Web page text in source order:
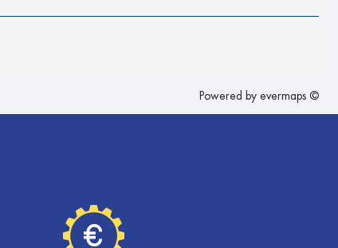
Powered by evermaps ©